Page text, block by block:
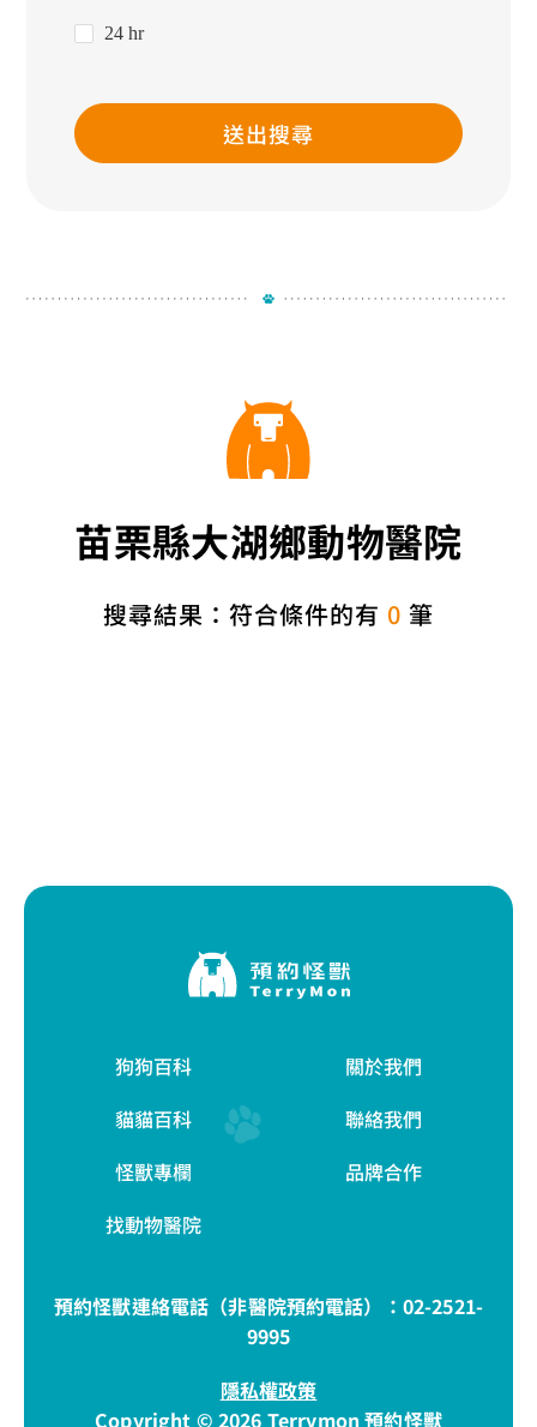
24 hr
送出搜尋
苗栗縣大湖鄉動物醫院
搜尋結果：符合條件的有 0 筆
狗狗百科
貓貓百科
怪獸專欄
找動物醫院
關於我們
聯絡我們
品牌合作
預約怪獸連絡電話（非醫院預約電話）： 02-2521-
9995
隱私權政策
Copyright © 2026 Terrymon 預約怪獸